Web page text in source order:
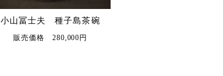
小山冨士夫 種子島茶碗
販売価格 280,000円